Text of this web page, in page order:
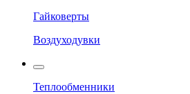
Гайковерты
Воздуходувки
Теплообменники